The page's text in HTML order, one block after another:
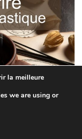
la meilleure
we are using or